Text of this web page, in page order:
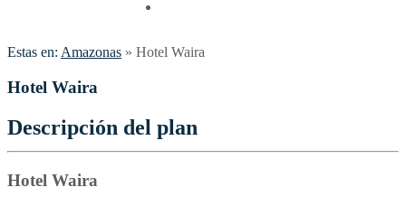
Estas en: Amazonas » Hotel Waira
Hotel Waira
Descripción del plan
Hotel Waira